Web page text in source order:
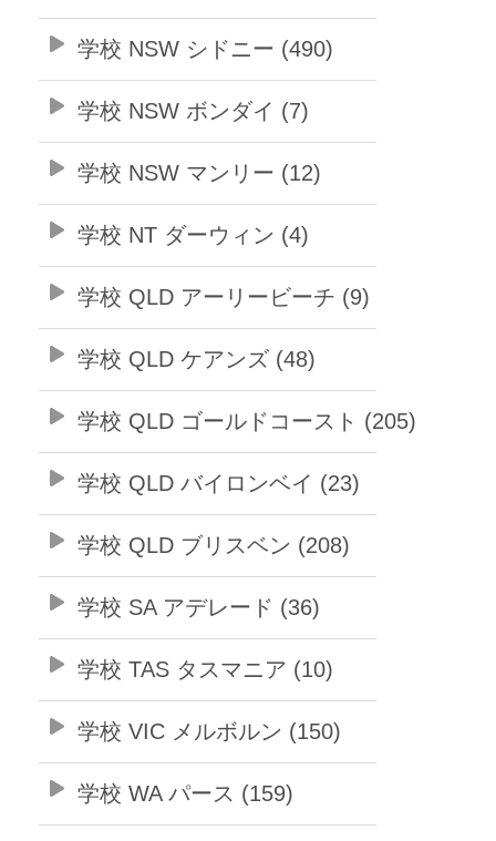
学校 NSW シドニー (490)
学校 NSW ボンダイ (7)
学校 NSW マンリー (12)
学校 NT ダーウィン (4)
学校 QLD アーリービーチ (9)
学校 QLD ケアンズ (48)
学校 QLD ゴールドコースト (205)
学校 QLD バイロンベイ (23)
学校 QLD ブリスベン (208)
学校 SA アデレード (36)
学校 TAS タスマニア (10)
学校 VIC メルボルン (150)
学校 WA パース (159)